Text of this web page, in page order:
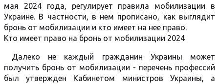
мая 2024 года, регулирует правила мобилизации в
Украине. В частности, в нем прописано, как выглядит
бронь от мобилизации и кто имеет на нее право.
Кто имеет право на бронь от мобилизации 2024
Далеко не каждый гражданин Украины может
получить бронь от мобилизации - перечень профессий
был утвержден Кабинетом министров Украины, а